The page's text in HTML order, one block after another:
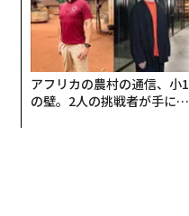
アフリカの農村の通信、小1
の壁。2人の挑戦者が手にし